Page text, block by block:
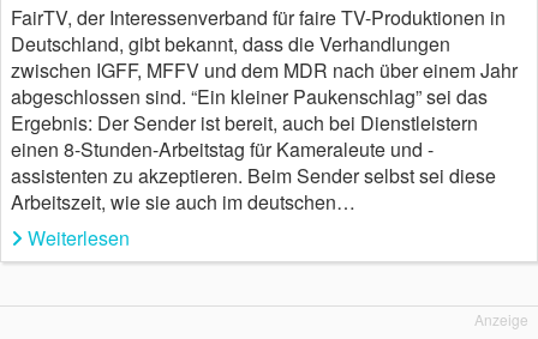
FairTV, der Interessenverband für faire TV-Produktionen in
Deutschland, gibt bekannt, dass die Verhandlungen
zwischen IGFF, MFFV und dem MDR nach über einem Jahr
abgeschlossen sind. “Ein kleiner Paukenschlag” sei das
Ergebnis: Der Sender ist bereit, auch bei Dienstleistern
einen 8-Stunden-Arbeitstag für Kameraleute und -
assistenten zu akzeptieren. Beim Sender selbst sei diese
Arbeitszeit, wie sie auch im deutschen…
Weiterlesen
Anzeige